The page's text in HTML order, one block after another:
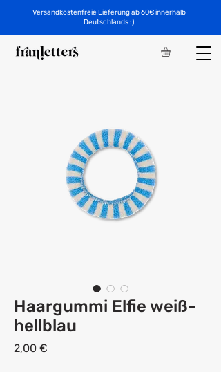
Versandkostenfreie Lieferung ab 60€ innerhalb
Deutschlands :)
Haargummi Elfie weiß-
hellblau
2,00 €